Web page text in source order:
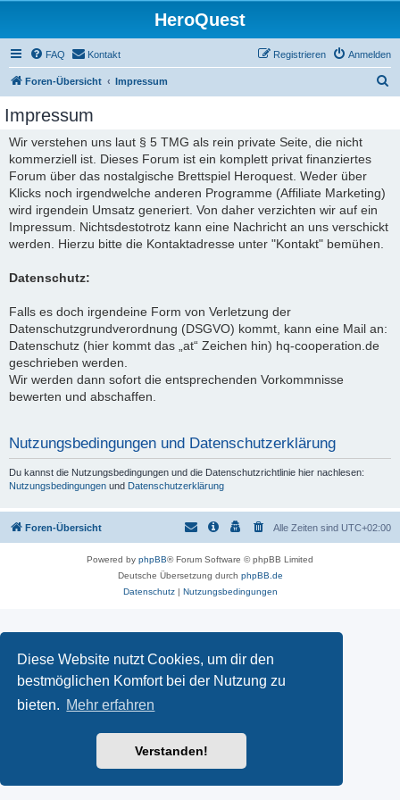
Diese Website nutzt Cookies, um dir den
bestmöglichen Komfort bei der Nutzung zu
bieten. Mehr erfahren
Verstanden!
HeroQuest
FAQ Kontakt Anmelden
Registrieren
Foren-Übersicht Impressum
Impressum
Wir verstehen uns laut § 5 TMG als rein private Seite, die nicht
kommerziell ist. Dieses Forum ist ein komplett privat finanziertes
Forum über das nostalgische Brettspiel Heroquest. Weder über
Klicks noch irgendwelche anderen Programme (Affiliate Marketing)
wird irgendein Umsatz generiert. Von daher verzichten wir auf ein
Impressum. Nichtsdestotrotz kann eine Nachricht an uns verschickt
werden. Hierzu bitte die Kontaktadresse unter "Kontakt" bemühen.
Datenschutz:
Falls es doch irgendeine Form von Verletzung der
Datenschutzgrundverordnung (DSGVO) kommt, kann eine Mail an:
Datenschutz (hier kommt das „at“ Zeichen hin) hq-cooperation.de
geschrieben werden.
Wir werden dann sofort die entsprechenden Vorkommnisse
bewerten und abschaffen.
Nutzungsbedingungen und Datenschutzerklärung
Du kannst die Nutzungsbedingungen und die Datenschutzrichtlinie hier nachlesen:
Nutzungsbedingungen und Datenschutzerklärung
Foren-Übersicht Alle Zeiten sind UTC+02:00
Powered by phpBB® Forum Software © phpBB Limited
Deutsche Übersetzung durch phpBB.de
Datenschutz| Nutzungsbedingungen